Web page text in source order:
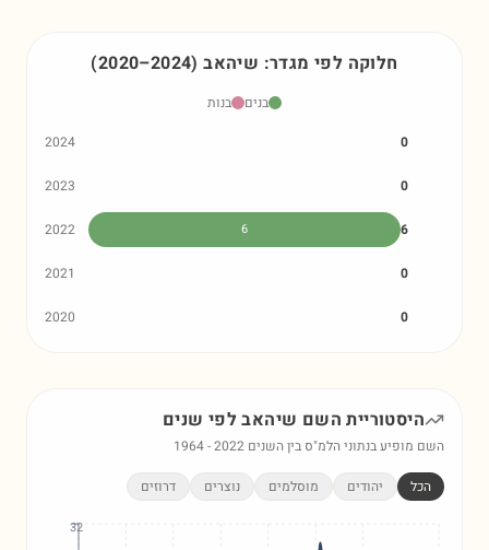
חלוקה לפי מגדר: שיהאב (2020–2024)
בנים
בנות
2024
0
2023 0
2022 6 6
2021 0
2020 0
היסטוריית השם שיהאבלפי שנים
השם מופיע בנתוני הלמ"ס בין השנים 1964-2022
הכל יהודים מוסלמים נוצרים דרוזים
32